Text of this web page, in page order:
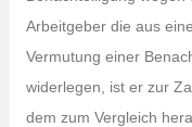
Arbeitgeber die aus
Vermutung einer
widerlegen, ist er zur
dem zum Vergleich